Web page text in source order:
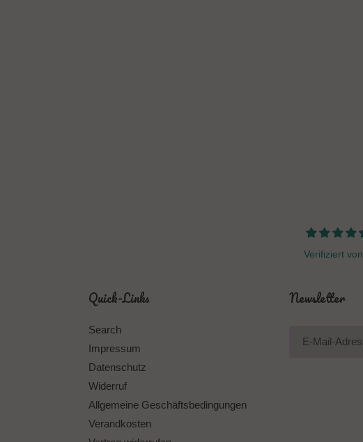
Verifiziert von
Quick-Links
Search
Impressum
Datenschutz
Widerruf
Allgemeine Geschäftsbedingungen
Verandkosten
Newsletter